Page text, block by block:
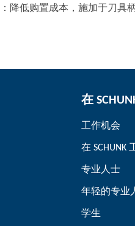
降低购置成本，施加于刀具
在
工作机会
在 SCHUNK
专业人士
年轻的专业
学生